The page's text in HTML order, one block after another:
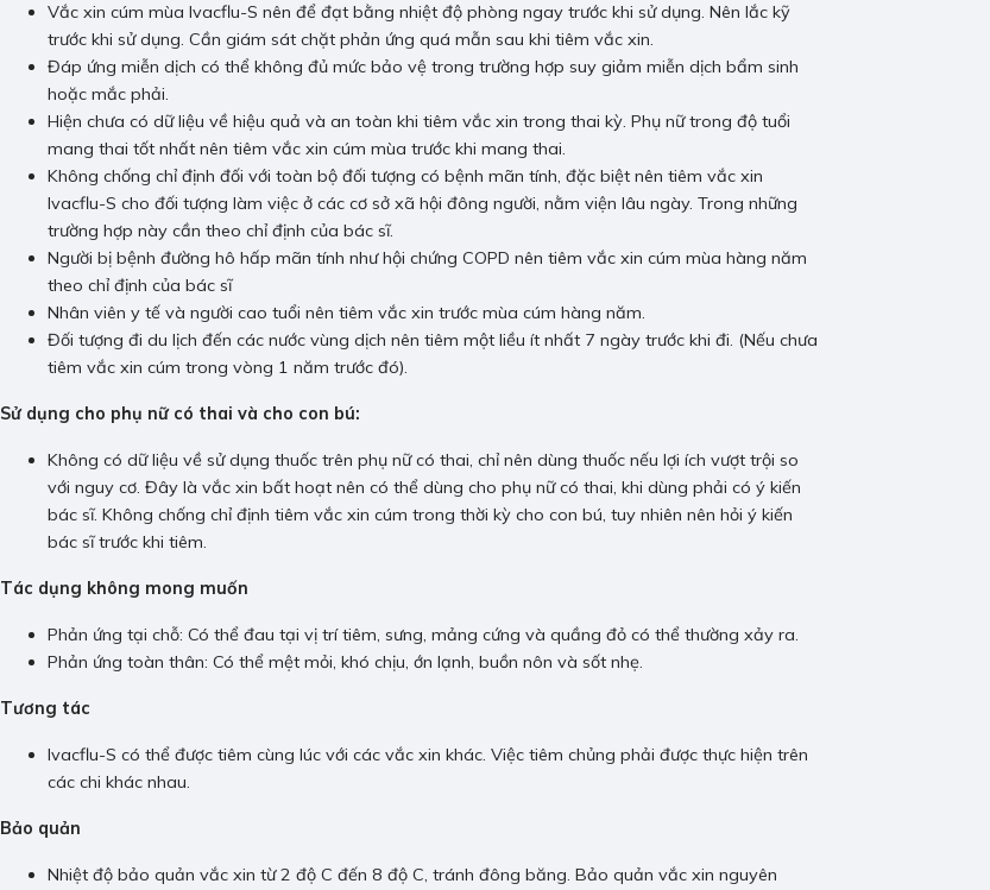
Vắc xin cúm mùa Ivacflu-S nên để đạt bằng nhiệt độ phòng ngay trước khi sử dụng. Nên lắc kỹ
trước khi sử dụng. Cần giám sát chặt phản ứng quá mẫn sau khi tiêm vắc xin.
Đáp ứng miễn dịch có thể không đủ mức bảo vệ trong trường hợp suy giảm miễn dịch bẩm sinh
hoặc mắc phải.
Hiện chưa có dữ liệu về hiệu quả và an toàn khi tiêm vắc xin trong thai kỳ. Phụ nữ trong độ tuổi
mang thai tốt nhất nên tiêm vắc xin cúm mùa trước khi mang thai.
Không chống chỉ định đối với toàn bộ đối tượng có bệnh mãn tính, đặc biệt nên tiêm vắc xin
Ivacflu-S cho đối tượng làm việc ở các cơ sở xã hội đông người, nằm viện lâu ngày. Trong những
trường hợp này cần theo chỉ định của bác sĩ.
Người bị bệnh đường hô hấp mãn tính như hội chứng COPD nên tiêm vắc xin cúm mùa hàng năm
theo chỉ định của bác sĩ
Nhân viên y tế và người cao tuổi nên tiêm vắc xin trước mùa cúm hàng năm.
Đối tượng đi du lịch đến các nước vùng dịch nên tiêm một liều ít nhất 7 ngày trước khi đi. (Nếu chưa
tiêm vắc xin cúm trong vòng 1 năm trước đó).
Sử dụng cho phụ nữ có thai và cho con bú:
Không có dữ liệu về sử dụng thuốc trên phụ nữ có thai, chỉ nên dùng thuốc nếu lợi ích vượt trội so
với nguy cơ. Đây là vắc xin bất hoạt nên có thể dùng cho phụ nữ có thai, khi dùng phải có ý kiến
bác sĩ. Không chống chỉ định tiêm vắc xin cúm trong thời kỳ cho con bú, tuy nhiên nên hỏi ý kiến
bác sĩ trước khi tiêm.
Tác dụng không mong muốn
Phản ứng tại chỗ: Có thể đau tại vị trí tiêm, sưng, mảng cứng và quầng đỏ có thể thường xảy ra.
Phản ứng toàn thân: Có thể mệt mỏi, khó chịu, ớn lạnh, buồn nôn và sốt nhẹ.
Tương tác
Ivacflu-S có thể được tiêm cùng lúc với các vắc xin khác. Việc tiêm chủng phải được thực hiện trên
các chi khác nhau.
Bảo quản
Nhiệt độ bảo quản vắc xin từ 2 độ C đến 8 độ C, tránh đông băng. Bảo quản vắc xin nguyên